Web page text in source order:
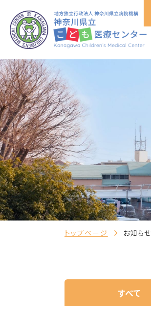
トップページ お知らせ
すべて